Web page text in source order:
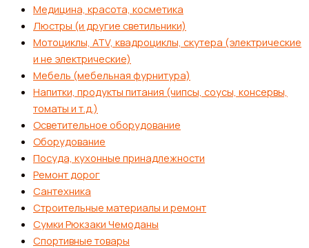
Медицина, красота, косметика
Люстры (и другие светильники)
Мотоциклы, ATV, квадроциклы, скутера (электрические
и не электрические)
Мебель (мебельная фурнитура)
Напитки, продукты питания (чипсы, соусы, консервы,
томаты и т.д.)
Осветительное оборудование
Оборудование
Посуда, кухонные принадлежности
Ремонт дорог
Сантехника
Строительные материалы и ремонт
Сумки Рюкзаки Чемоданы
Спортивные товары